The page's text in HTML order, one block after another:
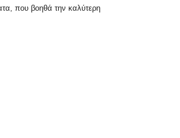
που βοηθά την καλύτερη